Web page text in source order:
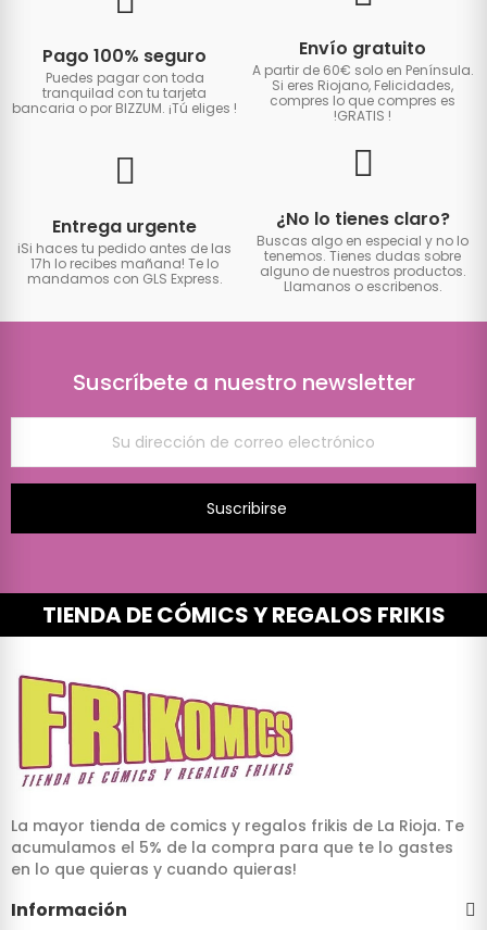
Pago 100% seguro
Puedes pagar con toda
tranquilad con tu tarjeta
bancaria o por BIZZUM. ¡Tú eliges !
Envío gratuito
A partir de 60€ solo en Península.
Si eres Riojano, Felicidades,
compres lo que compres es
!GRATIS !
Entrega urgente
iSi haces tu pedido antes de las
17h lo recibes mañana! Te lo
mandamos con GLS Express.
¿No lo tienes claro?
Buscas algo en especial y no lo
tenemos. Tienes dudas sobre
alguno de nuestros productos.
Llamanos o escribenos.
Suscríbete a nuestro newsletter
Suscribirse
TIENDA DE CÓMICS Y REGALOS FRIKIS
La mayor tienda de comics y regalos frikis de La Rioja. Te
acumulamos el 5% de la compra para que te lo gastes
en lo que quieras y cuando quieras!
Información